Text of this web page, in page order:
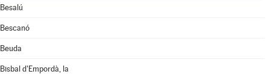
Besalú
Bescanó
Beuda
Bisbal d'Empordà, la